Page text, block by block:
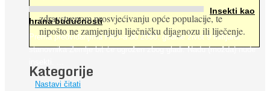
Insekti kao
hrana budućnosti
Prema predviđanjima FAO-a do 2050. godine život 9 milijardi
stanovnika Zemlje bit će ugrožen zbog gladi. Nadu (možda) nude
Nastavi čitati
zdravstvenom prosvjećivanju opće populacije, te
nipošto ne zamjenjuju liječničku dijagnozu ili liječenje.
Kategorije